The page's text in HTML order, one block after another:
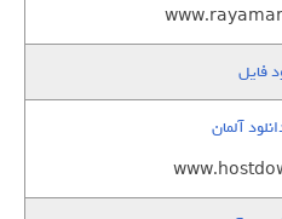
فایل
آلمان